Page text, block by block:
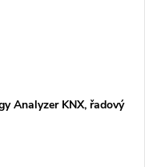
Analyzer KNX, řadový